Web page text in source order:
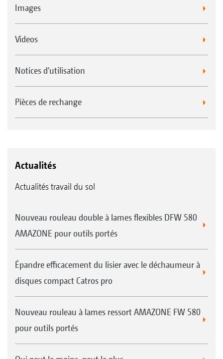
Images
Videos
Notices d'utilisation
Pièces de rechange
Actualités
Actualités travail du sol
Nouveau rouleau double à lames flexibles DFW 580
AMAZONE pour outils portés
Épandre efficacement du lisier avec le déchaumeur à
disques compact Catros pro
Nouveau rouleau à lames ressort AMAZONE FW 580
pour outils portés